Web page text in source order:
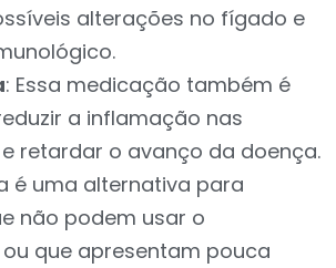
alterações no fígado e
: Essa medicação também é
a inflamação nas
retardar o avanço da doença.
é uma alternativa para
não podem usar o
que apresentam pouca